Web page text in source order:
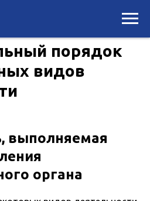
порядок
видов
выполняемая
органа